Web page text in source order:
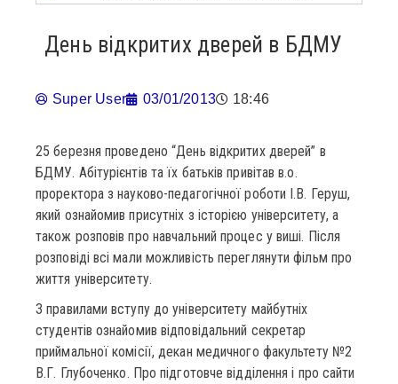
День відкритих дверей в БДМУ
Super User 03/01/2013 18:46
25 березня проведено “День відкритих дверей” в
БДМУ. Абітурієнтів та їх батьків привітав в.о.
проректора з науково-педагогічної роботи І.В. Геруш,
який ознайомив присутніх з історією університету, а
також розповів про навчальний процес у виші. Після
розповіді всі мали можливість переглянути фільм про
життя університету.
З правилами вступу до університету майбутніх
студентів ознайомив відповідальний секретар
приймальної комісії, декан медичного факультету №2
В.Г. Глубоченко. Про підготовче відділення і про сайти